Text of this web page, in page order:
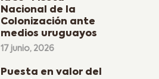
Nacional de la
Colonización ante
medios uruguayos
17 junio, 2026
Puesta en valor del